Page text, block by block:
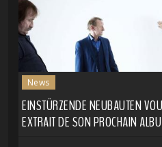
News
EINSTÜRZENDE NEUBAUTEN
EXTRAIT DE SON PROCHAIN